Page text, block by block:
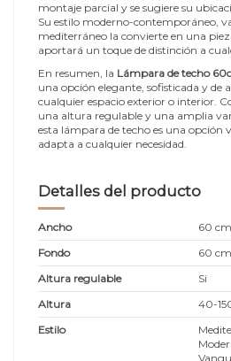
montaje parcial y se sugiere su
Su estilo moderno-contemporáneo,
mediterráneo la convierte en una
aportará un toque de distinción a
En resumen, la Lámpara de techo
una opción elegante, sofisticada y
cualquier espacio exterior o interior.
una altura regulable y una amplia
esta lámpara de techo es una opción
adapta a cualquier necesidad.
Detalles del producto
Ancho
60 cm
Fondo
60 cm
Altura regulable
Si
Altura
40-
Estilo